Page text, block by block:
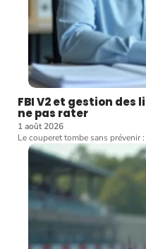
FBI V2 et gestion des
ne pas rater
1 août 2026
Le couperet tombe sans prévenir